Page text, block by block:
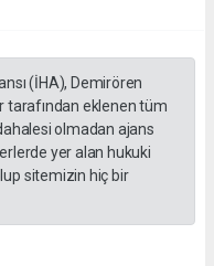
(İHA), Demirören
tarafından eklenen tüm
olmadan ajans
yer alan hukuki
sitemizin hiç bir